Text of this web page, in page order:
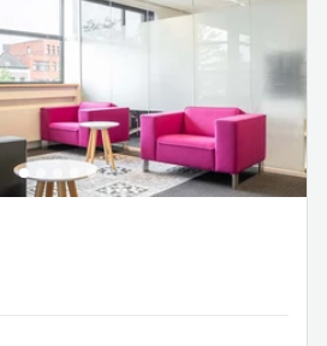
1, Breda